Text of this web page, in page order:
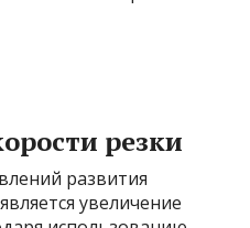
резки
развития
увеличение